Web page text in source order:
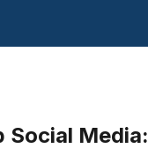
Social Media: